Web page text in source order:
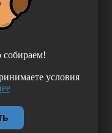
все
условия